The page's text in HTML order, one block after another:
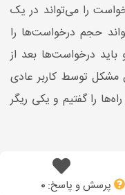
را می‌تواند در یک
حجم درخواست‌ها را
درخواست‌ها بعد از
مشکل توسط کاربر عادی
را گفتیم و یکی ریگر
پرسش و پاسخ:0